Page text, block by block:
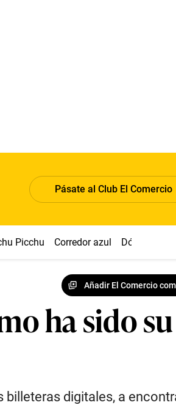
Pásate al Club El Comercio
Picchu Corredor azul Dólar
Añadir El Comercio
ha sido su
digitales, a